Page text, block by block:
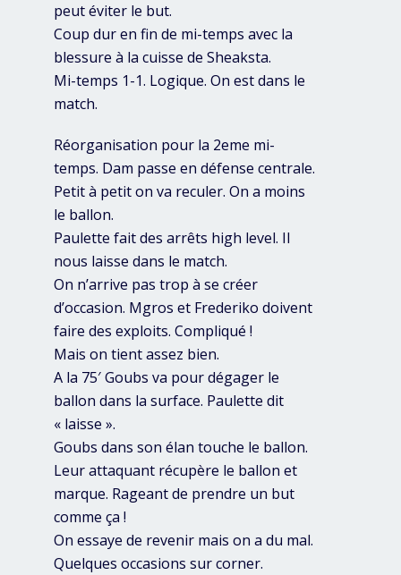
peut éviter le but.
Coup dur en fin de mi-temps avec la
blessure à la cuisse de Sheaksta.
Mi-temps 1-1. Logique. On est dans le
match.
Réorganisation pour la 2eme mi-
temps. Dam passe en défense centrale.
Petit à petit on va reculer. On a moins
le ballon.
Paulette fait des arrêts high level. Il
nous laisse dans le match.
On n’arrive pas trop à se créer
d’occasion. Mgros et Frederiko doivent
faire des exploits. Compliqué !
Mais on tient assez bien.
A la 75′ Goubs va pour dégager le
ballon dans la surface. Paulette dit
« laisse ».
Goubs dans son élan touche le ballon.
Leur attaquant récupère le ballon et
marque. Rageant de prendre un but
comme ça !
On essaye de revenir mais on a du mal.
Quelques occasions sur corner.